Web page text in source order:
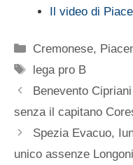
Il video di
Categorie
Cremonese,
Tag
lega pro B
Benevento
senza il capitano
Spezia Evacuo,
unico assenze Longoni